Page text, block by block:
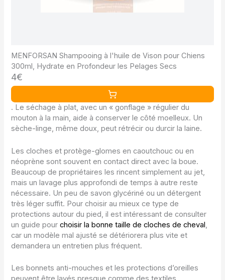
MENFORSAN Shampooing à l'huile de Vison pour Chiens
300ml, Hydrate en Profondeur les Pelages Secs
4€
. Le séchage à plat, avec un « gonflage » régulier du
mouton à la main, aide à conserver le côté moelleux. Un
sèche-linge, même doux, peut rétrécir ou durcir la laine.
Les cloches et protège-glomes en caoutchouc ou en
néoprène sont souvent en contact direct avec la boue.
Beaucoup de propriétaires les rincent simplement au jet,
mais un lavage plus approfondi de temps à autre reste
nécessaire. Un peu de savon glycériné ou un détergent
très léger suffit. Pour choisir au mieux ce type de
protections autour du pied, il est intéressant de consulter
un guide pourchoisir la bonne taille de cloches de cheval
car un modèle mal ajusté se détériorera plus vite et
demandera un entretien plus fréquent.
Les bonnets anti-mouches et les protections d’oreilles